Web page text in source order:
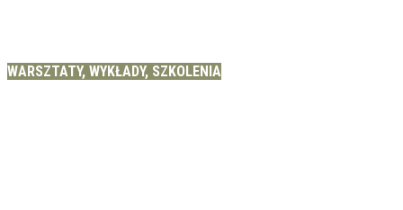
WARSZTATY, WYKŁADY, SZKOLENIA